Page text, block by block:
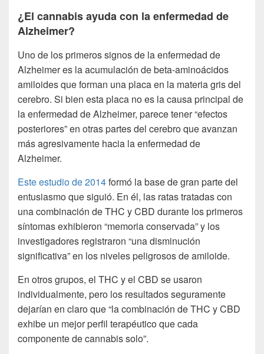
¿El cannabis ayuda con la enfermedad de
Alzheimer?
Uno de los primeros signos de la enfermedad de
Alzheimer es la acumulación de beta-aminoácidos
amiloides que forman una placa en la materia gris del
cerebro. Si bien esta placa no es la causa principal de
la enfermedad de Alzheimer, parece tener “efectos
posteriores” en otras partes del cerebro que avanzan
más agresivamente hacia la enfermedad de
Alzheimer.
Este estudio de 2014formó la base de gran parte del
entusiasmo que siguió. En él, las ratas tratadas con
una combinación de THC y CBD durante los primeros
síntomas exhibieron “memoria conservada” y los
investigadores registraron “una disminución
significativa” en los niveles peligrosos de amiloide.
En otros grupos, el THC y el CBD se usaron
individualmente, pero los resultados seguramente
dejarían en claro que “la combinación de THC y CBD
exhibe un mejor perfil terapéutico que cada
componente de cannabis solo”.